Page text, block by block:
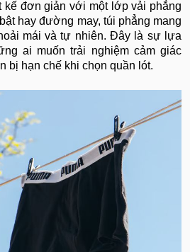
kế đơn giản với một lớp vải phẳng
hay đường may, túi phẳng mang
mái và tự nhiên. Đây là sự lựa
ai muốn trải nghiệm cảm giác
bị hạn chế khi chọn quần lót.